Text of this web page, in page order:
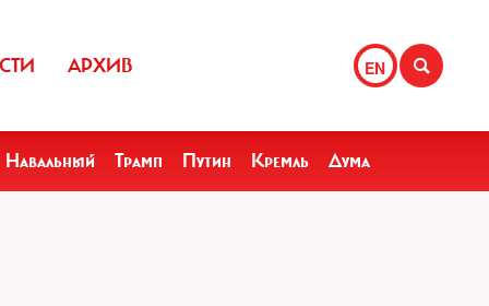
EN
АРХИВ
Навальный Трамп Путин Кремль Дума